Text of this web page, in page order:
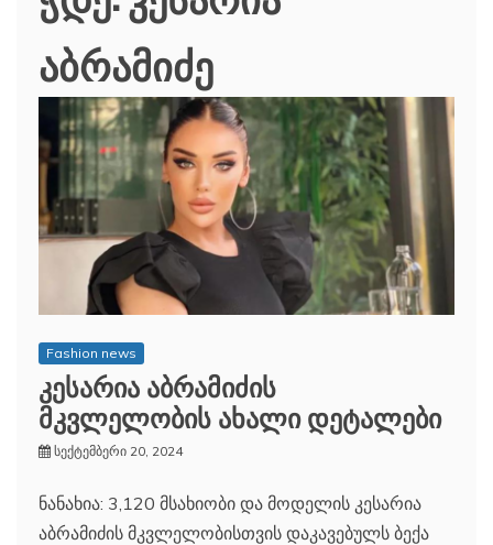
აბრამიძე
Fashion news
კესარია აბრამიძის
მკვლელობის ახალი დეტალები
სექტემბერი 20, 2024
ნანახია: 3,120 მსახიობი და მოდელის კესარია
აბრამიძის მკვლელობისთვის დაკავებულს ბექა